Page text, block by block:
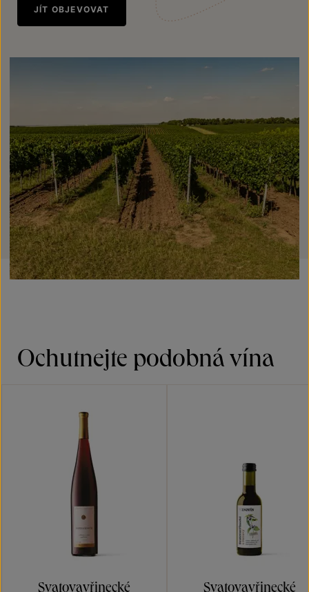
JÍT OBJEVOVAT
Ochutnejte podobná vína
Svatovavřinecké Svatovavřinecké